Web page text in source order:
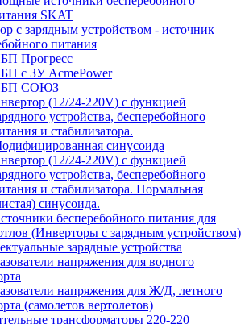
SKAT
с зарядным устройством - источник
питания
Прогресс
с ЗУ AcmePower
СОЮЗ
(12/24-220V) с функцией
устройства, бесперебойного
и стабилизатора.
синусоида
(12/24-220V) с функцией
устройства, бесперебойного
и стабилизатора. Нормальная
синусоида.
бесперебойного питания для
(Инверторы с зарядным устройством)
зарядные устройства
напряжения для водного
напряжения для Ж/Д, летного
(самолетов вертолетов)
трансформаторы 220-220